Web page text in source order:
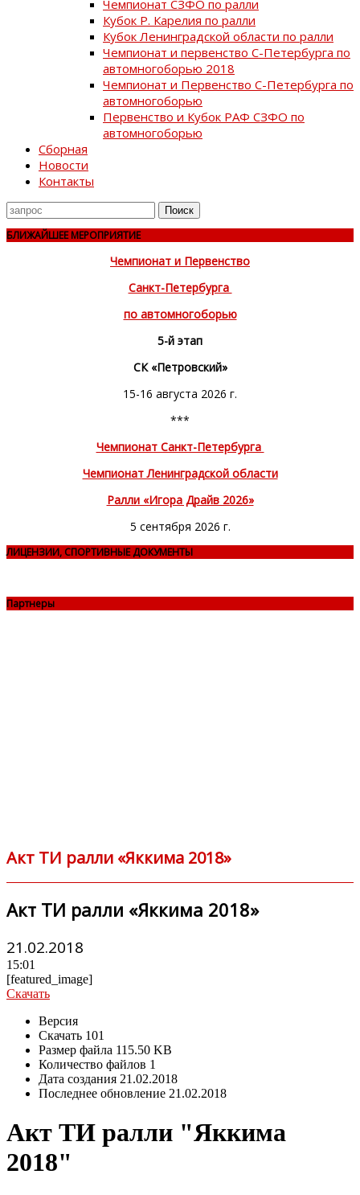
Чемпионат СЗФО по ралли
Кубок Р. Карелия по ралли
Кубок Ленинградской области по ралли
Чемпионат и первенство С-Петербурга по
автомногоборью 2018
Чемпионат и Первенство С-Петербурга по
автомногоборью
Первенство и Кубок РАФ СЗФО по
автомногоборью
Сборная
Новости
Контакты
Поиск
для
БЛИЖАЙШЕЕ МЕРОПРИЯТИЕ
Чемпионат и Первенство
Санкт-Петербурга
по автомногоборью
5-й этап
СК «Петровский»
15-16 августа 2026 г.
***
Чемпионат Санкт-Петербурга
Чемпионат Ленинградской области
Ралли «Игора Драйв 2026»
5 сентября 2026 г.
ЛИЦЕНЗИИ, СПОРТИВНЫЕ ДОКУМЕНТЫ
Партнеры
Акт ТИ ралли «Яккима 2018»
Акт ТИ ралли «Яккима 2018»
21.02.2018
15:01
[featured_image]
Скачать
Версия
Скачать 101
Размер файла 115.50 KB
Количество файлов 1
Дата создания 21.02.2018
Последнее обновление 21.02.2018
Акт ТИ ралли "Яккима
2018"